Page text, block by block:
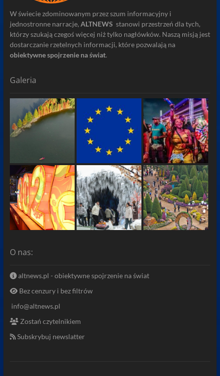
W świecie zdominowanym przez szum informacyjny i
jednostronne narracje, ALTNEWS stanowi przestrzeń dla tych,
którzy szukają czegoś więcej niż tylko nagłówków. Naszą misją jest
dostarczanie rzetelnych informacji, które pozwalają na
obiektywne spojrzenie na świat.
Galeria
O nas:
altnews.pl - obiektywne spojrzenie na świat
Bez cenzury i bez filtrów
info@altnews.pl
Zostań czytelnikiem
Subskrybuj newslatter